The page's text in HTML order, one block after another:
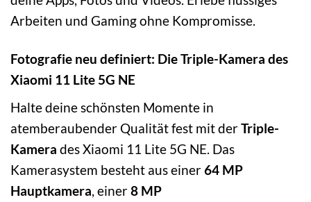
Arbeiten und Gaming ohne Kompromisse.
Fotografie neu definiert: Die Triple-Kamera des
Xiaomi 11 Lite 5G NE
Halte deine schönsten Momente in
atemberaubender Qualität fest mit derTriple-
Kamera des Xiaomi 11 Lite 5G NE. Das
Kamerasystem besteht aus einer64 MP
Hauptkamera, einer8 MP